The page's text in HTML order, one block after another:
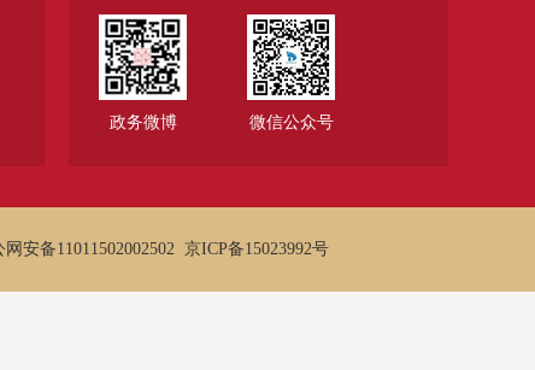
政务微博 微信公众号
网安备11011502002502 京ICP备15023992号